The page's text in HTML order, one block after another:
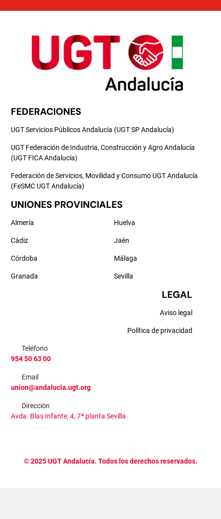
FEDERACIONES
UGT Servicios Públicos Andalucía (UGT SP Andalucía)
UGT Federación de Industria, Construcción y Agro Andalucía
(UGT FICA Andalucía)
Federación de Servicios, Movilidad y Consumo UGT Andalucía
(FeSMC UGT Andalucía)
UNIONES PROVINCIALES
Almería
Cádiz
Córdoba
Granada
Huelva
Jaén
Málaga
Sevilla
LEGAL
Aviso legal
Política de privacidad
Teléfono
954 50 63 00
Email
union@andalucia.ugt.org
Dirección
Avda. Blas Infante, 4, 7ª planta Sevilla
©2025UGT Andalucía. Todos los derechos reservados.